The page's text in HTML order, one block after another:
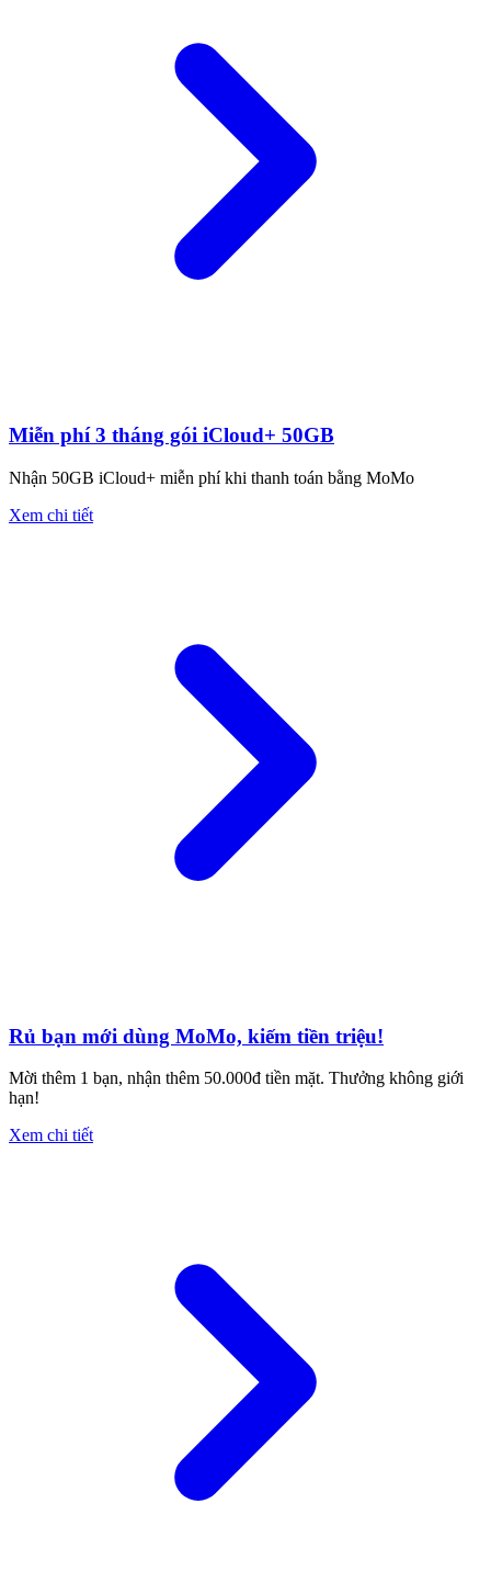
Miễn phí 3 tháng gói iCloud+ 50GB
Nhận 50GB iCloud+ miễn phí khi thanh toán bằng MoMo
Xem chi tiết
Rủ bạn mới dùng MoMo, kiếm tiền triệu!
Mời thêm 1 bạn, nhận thêm 50.000đ tiền mặt. Thưởng không giới
hạn!
Xem chi tiết